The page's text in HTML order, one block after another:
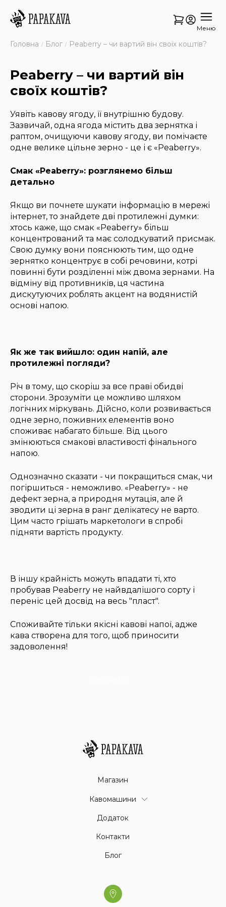
Меню
Головна Блог Peaberry – чи вартий він своїх коштів?
Peaberry – чи вартий він
своїх коштів?
Уявіть кавову ягоду, її внутрішню будову.
Зазвичай, одна ягода містить два зернятка і
раптом, очищуючи кавову ягоду, ви помічаєте
одне велике цільне зерно - це і є «Peaberry».
Смак «Peaberry»: розглянемо більш
детально
Якщо ви почнете шукати інформацію в мережі
інтернет, то знайдете дві протилежні думки:
хтось каже, що смак «Peaberry» більш
концентрований та має солодкуватий присмак.
Свою думку вони пояснюють тим, що одне
зернятко концентрує в собі речовини, котрі
повинні бути розділенні між двома зернами. На
відміну від противників, ця частина
дискутуючих роблять акцент на водянистій
основі напою.
Як же так вийшло: один напій, але
протилежні погляди?
Річ в тому, що скоріш за все праві обидві
сторони. Зрозуміти це можливо шляхом
логічних міркувань. Дійсно, коли розвивається
одне зерно, поживних елементів воно
споживає набагато більше. Від цього
змінюються смакові властивості фінального
напою.
Однозначно сказати - чи покращиться смак, чи
погіршиться - неможливо. «Peaberry» - не
дефект зерна, а природня мутація, але й
зводити ці зерна в ранг делікатесу не варто.
Цим часто грішать маркетологи в спробі
підняти вартість продукту.
В іншу крайність можуть впадати ті, хто
пробував Peaberry не найвдалішого сорту і
переніс цей досвід на весь "пласт".
Споживайте тільки якісні кавові напої, адже
кава створена для того, щоб приносити
задоволення!
Магазин
Кавомашини
Додаток
Контакти
Блог